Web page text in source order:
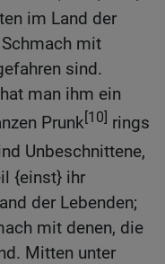
im Land der
mit
sind.
man ihm ein
Prunk[10] rings
Unbeschnittene,
{einst} ihr
der Lebenden;
mit denen, die
Mitten unter